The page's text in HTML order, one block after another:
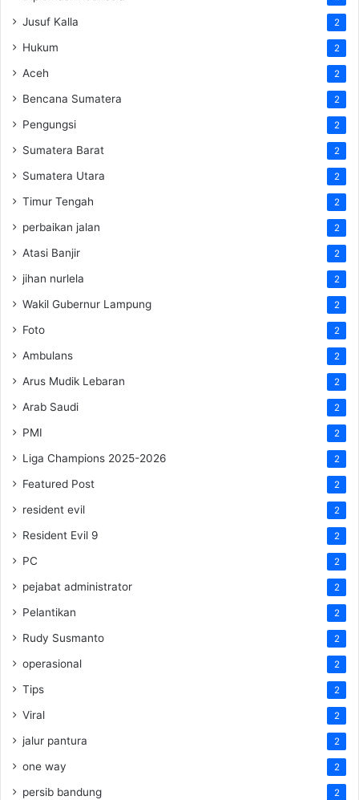
Jusuf Kalla 2
Hukum 2
Aceh 2
Bencana Sumatera 2
Pengungsi 2
Sumatera Barat 2
Sumatera Utara 2
Timur Tengah 2
perbaikan jalan 2
Atasi Banjir 2
jihan nurlela 2
Wakil Gubernur Lampung 2
Foto 2
Ambulans 2
Arus Mudik Lebaran 2
Arab Saudi 2
PMI 2
Liga Champions 2025-2026 2
Featured Post 2
resident evil 2
Resident Evil 9 2
PC 2
pejabat administrator 2
Pelantikan 2
Rudy Susmanto 2
operasional 2
Tips 2
Viral 2
jalur pantura 2
one way 2
persib bandung 2